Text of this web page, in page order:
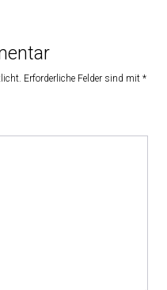
Erforderliche Felder sind mit *